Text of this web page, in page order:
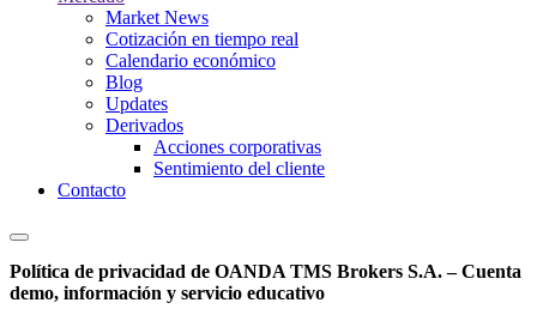
Market News
Cotización en tiempo real
Calendario económico
Blog
Updates
Derivados
Acciones corporativas
Sentimiento del cliente
Contacto
Política de privacidad de OANDA TMS Brokers S.A. – Cuenta
demo, información y servicio educativo